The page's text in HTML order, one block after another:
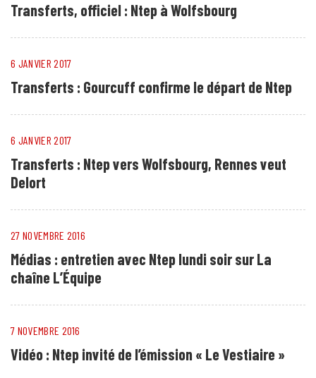
Transferts, officiel : Ntep à Wolfsbourg
6 JANVIER 2017
Transferts : Gourcuff confirme le départ de Ntep
6 JANVIER 2017
Transferts : Ntep vers Wolfsbourg, Rennes veut
Delort
27 NOVEMBRE 2016
Médias : entretien avec Ntep lundi soir sur La
chaîne L’Équipe
7 NOVEMBRE 2016
Vidéo : Ntep invité de l’émission « Le Vestiaire »